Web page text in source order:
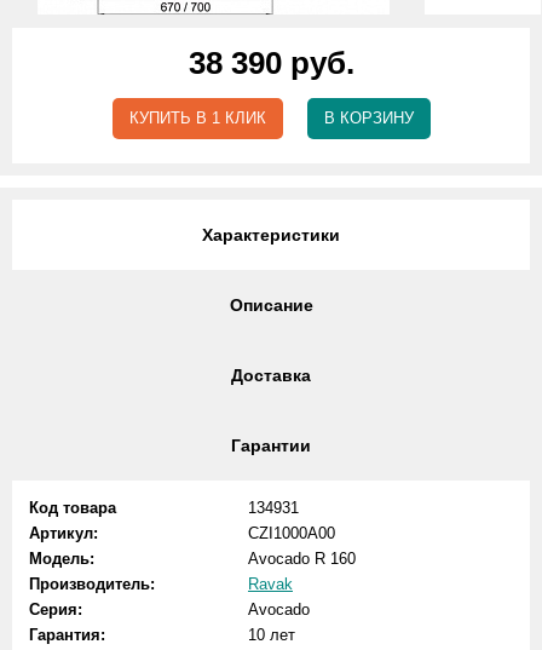
38 390 руб.
КУПИТЬ В 1 КЛИК В КОРЗИНУ
Характеристики
Описание
Доставка
Гарантии
Код товара
134931
Артикул:
CZI1000A00
Модель:
Avocado R 160
Производитель:
Ravak
Серия:
Avocado
Гарантия:
10 лет